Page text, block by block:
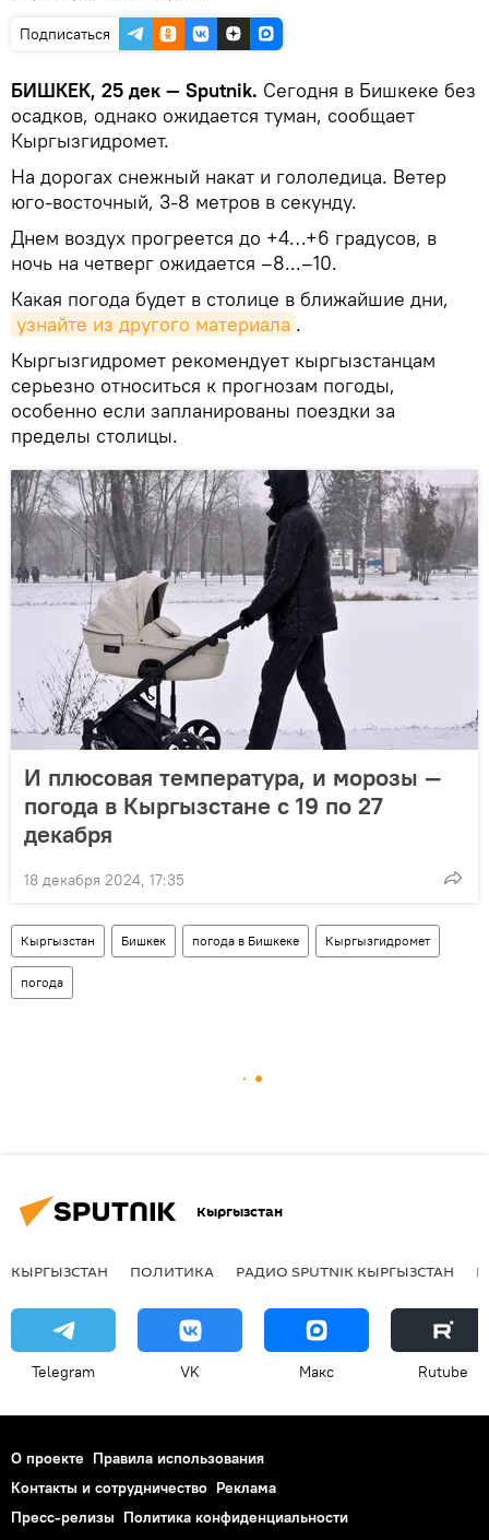
Подписаться
БИШКЕК, 25 дек — Sputnik. Сегодня в Бишкеке без
осадков, однако ожидается туман, сообщает
Кыргызгидромет.
На дорогах снежный накат и гололедица. Ветер
юго-восточный, 3-8 метров в секунду.
Днем воздух прогреется до +4…+6 градусов, в
ночь на четверг ожидается –8...–10.
Какая погода будет в столице в ближайшие дни,
узнайте из другого материала .
Кыргызгидромет рекомендует кыргызстанцам
серьезно относиться к прогнозам погоды,
особенно если запланированы поездки за
пределы столицы.
И плюсовая температура, и морозы —
погода в Кыргызстане с 19 по 27
декабря
18 декабря 2024, 17:35
Кыргызстан Бишкек погода в Бишкеке Кыргызгидромет
погода
Кыргызстан
КЫРГЫЗСТАН ПОЛИТИКА РАДИО SPUTNIK КЫРГЫЗСТАН
Telegram VK Макс Rutube
О проекте Правила использования
Контакты и сотрудничество Реклама
Пресс-релизы Политика конфиденциальности